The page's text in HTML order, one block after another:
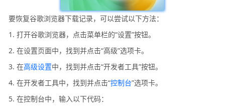
要恢复谷歌浏览器下载记录，可以尝试以下方法：
1. 打开谷歌浏览器，点击菜单栏的“设置”按钮。
2. 在设置页面中，找到并点击“高级”选项卡。
3. 在高级设置中，找到并点击“开发者工具”按钮。
4. 在开发者工具中，找到并点击“控制台”选项卡。
5. 在控制台中，输入以下代码：